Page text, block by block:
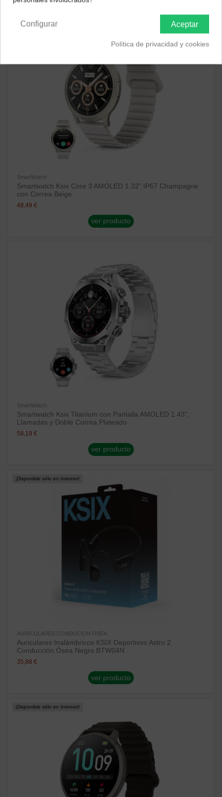
SmartWatch
Smartwatch Ksix Core 3 AMOLED 1.32" IP67 Champagne
con Correa Beige
48,49 €
ver producto
SmartWatch
Smartwatch Ksix Titanium con Pantalla AMOLED 1.43",
Llamadas y Doble Correa Plateado
58,19 €
ver producto
¡Disponible sólo en Internet!
AURICULARES CONDUCION OSEA
Auriculares Inalámbricos KSIX Deportivos Astro 2
Conducción Ósea Negro BTW04N
35,88 €
ver producto
¡Disponible sólo en Internet!
Aceptar
Configurar
Política de privacidad y cookies